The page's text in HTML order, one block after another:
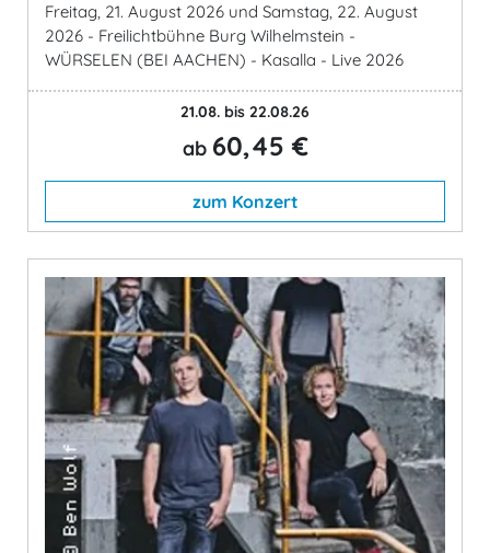
Freitag, 21. August 2026 und Samstag, 22. August
2026 - Freilichtbühne Burg Wilhelmstein -
WÜRSELEN (BEI AACHEN) - Kasalla - Live 2026
21.08. bis 22.08.26
ab 60,45 €
zum Konzert